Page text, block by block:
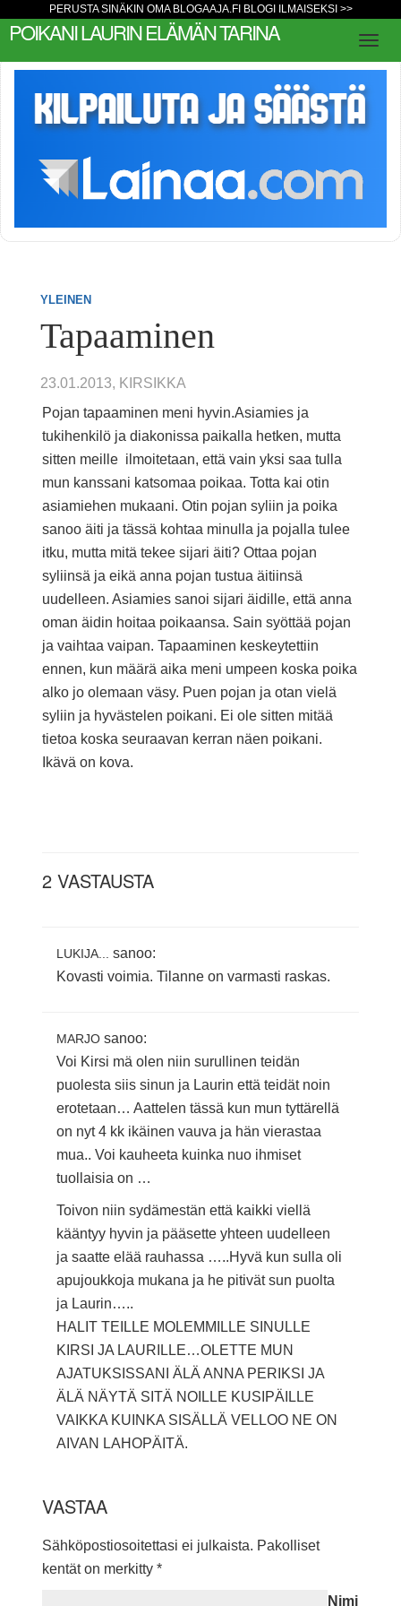
PERUSTA SINÄKIN OMA BLOGAAJA.FI BLOGI ILMAISEKSI >>
POIKANI LAURIN ELÄMÄN TARINA
YLEINEN
Tapaaminen
23.01.2013, KIRSIKKA
Pojan tapaaminen meni hyvin.Asiamies ja
tukihenkilö ja diakonissa paikalla hetken, mutta
sitten meille ilmoitetaan, että vain yksi saa tulla
mun kanssani katsomaa poikaa. Totta kai otin
asiamiehen mukaani. Otin pojan syliin ja poika
sanoo äiti ja tässä kohtaa minulla ja pojalla tulee
itku, mutta mitä tekee sijari äiti? Ottaa pojan
syliinsä ja eikä anna pojan tustua äitiinsä
uudelleen. Asiamies sanoi sijari äidille, että anna
oman äidin hoitaa poikaansa. Sain syöttää pojan
ja vaihtaa vaipan. Tapaaminen keskeytettiin
ennen, kun määrä aika meni umpeen koska poika
alko jo olemaan väsy. Puen pojan ja otan vielä
syliin ja hyvästelen poikani. Ei ole sitten mitää
tietoa koska seuraavan kerran näen poikani.
Ikävä on kova.
2 VASTAUSTA
LUKIJA... sanoo:
Kovasti voimia. Tilanne on varmasti raskas.
MARJO sanoo:
Voi Kirsi mä olen niin surullinen teidän
puolesta siis sinun ja Laurin että teidät noin
erotetaan… Aattelen tässä kun mun tyttärellä
on nyt 4 kk ikäinen vauva ja hän vierastaa
mua.. Voi kauheeta kuinka nuo ihmiset
tuollaisia on …
Toivon niin sydämestän että kaikki viellä
kääntyy hyvin ja pääsette yhteen uudelleen
ja saatte elää rauhassa …..Hyvä kun sulla oli
apujoukkoja mukana ja he pitivät sun puolta
ja Laurin…..
HALIT TEILLE MOLEMMILLE SINULLE
KIRSI JA LAURILLE…OLETTE MUN
AJATUKSISSANI ÄLÄ ANNA PERIKSI JA
ÄLÄ NÄYTÄ SITÄ NOILLE KUSIPÄILLE
VAIKKA KUINKA SISÄLLÄ VELLOO NE ON
AIVAN LAHOPÄITÄ.
VASTAA
Sähköpostiosoitettasi ei julkaista. Pakolliset
kentät on merkitty *
Nimi